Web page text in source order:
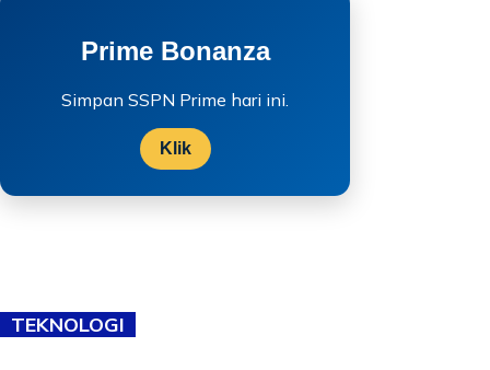
Prime Bonanza
Simpan SSPN Prime hari ini.
Klik
TEKNOLOGI